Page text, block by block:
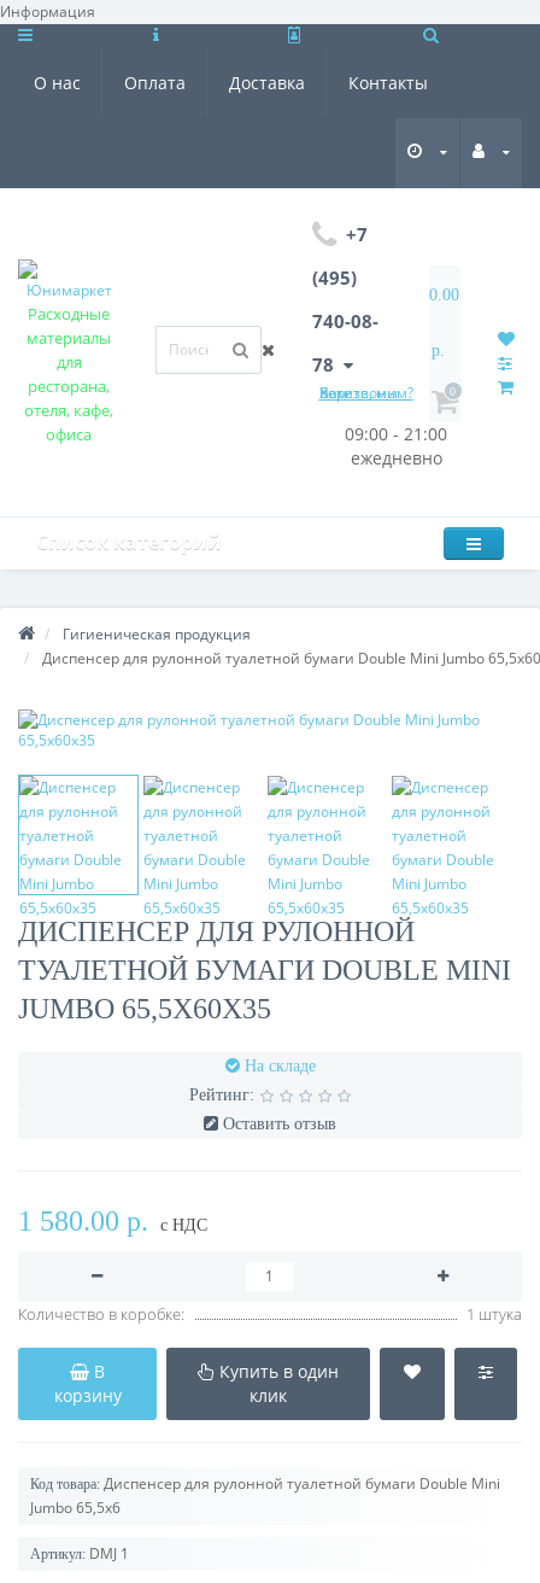
Информация ×
О нас Оплата Доставка Контакты
Расходные
материалы
для
ресторана,
отеля, кафе,
офиса
+7
(495)
740-08-
78
Хотите, мы Вам перезвоним?
09:00 - 21:00
ежедневно
0.00
р.
0
Список категорий
Гигиеническая продукция
Диспенсер для рулонной туалетной бумаги Double Mini Jumbo
ДИСПЕНСЕР ДЛЯ РУЛОННОЙ
ТУАЛЕТНОЙ БУМАГИ DOUBLE MINI
JUMBO 65,5Х60Х35
На складе
Рейтинг:
Оставить отзыв
1 580.00 р. с НДС
Количество в коробке: 1 штука
В
корзину
Купить в один
клик
Код товара: Диспенсер для рулонной туалетной бумаги Double Mini
Jumbo 65,5х6
Артикул: DMJ 1